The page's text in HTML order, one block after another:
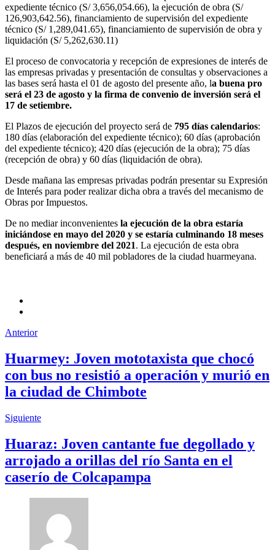
expediente técnico (S/ 3,656,054.66), la ejecución de obra (S/
126,903,642.56), financiamiento de supervisión del expediente
técnico (S/ 1,289,041.65), financiamiento de supervisión de obra y
liquidación (S/ 5,262,630.11)
El proceso de convocatoria y recepción de expresiones de interés de
las empresas privadas y presentación de consultas y observaciones a
las bases será hasta el 01 de agosto del presente año, la buena pro
será el 23 de agosto y la firma de convenio de inversión será el
17 de setiembre.
El Plazos de ejecución del proyecto será de 795 días calendarios:
180 días (elaboración del expediente técnico); 60 días (aprobación
del expediente técnico); 420 días (ejecución de la obra); 75 días
(recepción de obra) y 60 días (liquidación de obra).
Desde mañana las empresas privadas podrán presentar su Expresión
de Interés para poder realizar dicha obra a través del mecanismo de
Obras por Impuestos.
De no mediar inconvenientes la ejecución de la obra estaría
iniciándose en mayo del 2020 y se estaría culminando 18 meses
después, en noviembre del 2021. La ejecución de esta obra
beneficiará a más de 40 mil pobladores de la ciudad huarmeyana.
Anterior
Huarmey: Joven mototaxista que chocó
con bus no resistió a operación y murió en
la ciudad de Chimbote
Siguiente
Huaraz: Joven cantante fue degollado y
arrojado a orillas del río Santa en el
caserío de Colcapampa